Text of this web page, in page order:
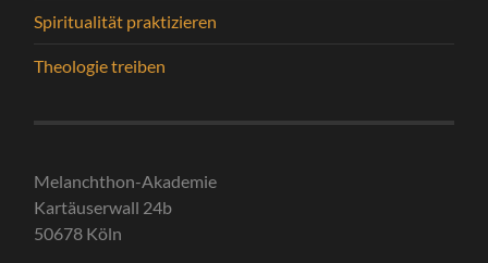
Spiritualität praktizieren
Theologie treiben
Melanchthon-Akademie
Kartäuserwall 24b
50678 Köln